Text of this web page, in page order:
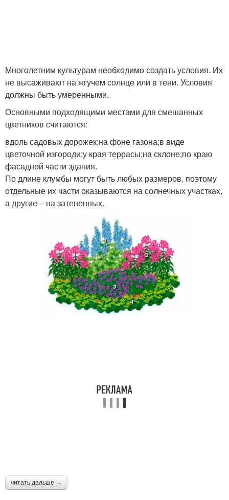
Многолетним культурам необходимо создать условия. Их
не высаживают на жгучем солнце или в тени. Условия
должны быть умеренными.
Основными подходящими местами для смешанных
цветников считаются:
вдоль садовых дорожек;на фоне газона;в виде
цветочной изгороди;у края террасы;на склоне;по краю
фасадной части здания.
По длине клумбы могут быть любых размеров, поэтому
отдельные их части оказываются на солнечных участках,
а другие – на затененных.
читать дальше →